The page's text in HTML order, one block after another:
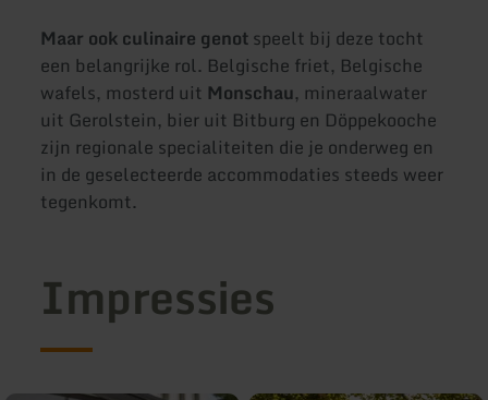
Maar ook culinaire genotspeelt bij deze tocht
een belangrijke rol. Belgische friet, Belgische
wafels, mosterd uit Monschau, mineraalwater
uit Gerolstein, bier uit Bitburg en Döppekooche
zijn regionale specialiteiten die je onderweg en
in de geselecteerde accommodaties steeds weer
tegenkomt.
Impressies